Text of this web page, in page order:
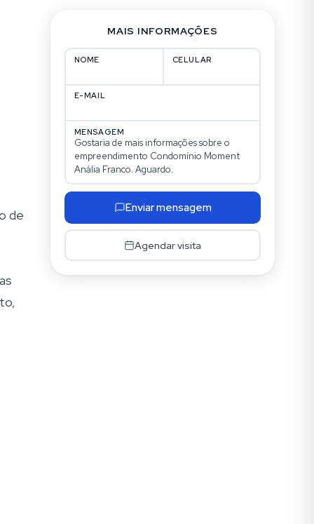
de
MAIS INFORMAÇÕES
NOME CELULAR
E-MAIL
MENSAGEM
Enviar mensagem
Agendar visita